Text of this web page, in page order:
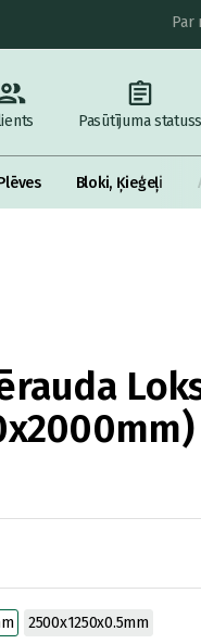
Par
Pasūtījuma statuss
Bloki, Ķieģeļi
2500x1250x0.5mm